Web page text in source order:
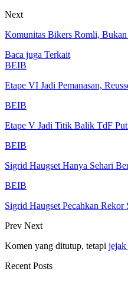
Next
Komunitas Bikers Romli,
Baca juga Terkait
BEIB
Etape VI Jadi Pemanasan,
BEIB
Etape V Jadi Titik Balik TdF
BEIB
Sigrid Haugset Hanya Sehari
BEIB
Sigrid Haugset Pecahkan
Prev Next
Komen yang ditutup, tetapi
Recent Posts